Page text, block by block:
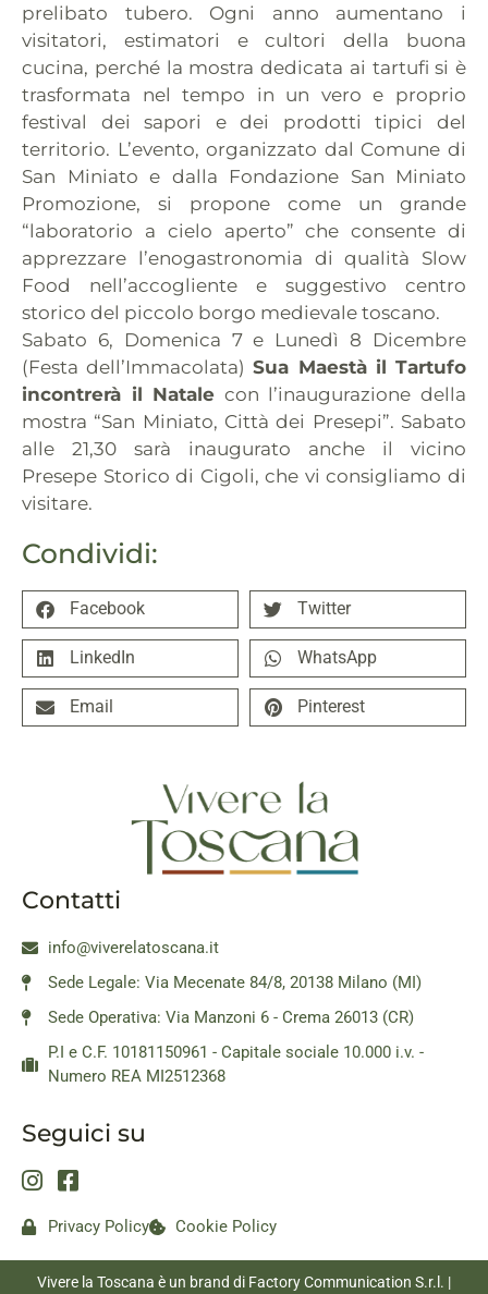
Condividi:
Facebook Twitter
LinkedIn WhatsApp
Email Pinterest
prelibato tubero. Ogni anno aumentano i
visitatori, estimatori e cultori della buona
cucina, perché la mostra dedicata ai tartufi si è
trasformata nel tempo in un vero e proprio
festival dei sapori e dei prodotti tipici del
territorio. L’evento, organizzato dal Comune di
San Miniato e dalla Fondazione San Miniato
Promozione, si propone come un grande
“laboratorio a cielo aperto” che consente di
apprezzare l’enogastronomia di qualità Slow
Food nell’accogliente e suggestivo centro
storico del piccolo borgo medievale toscano.
Sabato 6, Domenica 7 e Lunedì 8 Dicembre
(Festa dell’Immacolata)Sua Maestà il Tartufo
incontrerà il Natale con l’inaugurazione della
mostra “San Miniato, Città dei Presepi”. Sabato
alle 21,30 sarà inaugurato anche il vicino
Presepe Storico di Cigoli, che vi consigliamo di
visitare.
Contatti
info@viverelatoscana.it
Sede Legale: Via Mecenate 84/8, 20138 Milano (MI)
Sede Operativa: Via Manzoni 6 - Crema 26013 (CR)
P.I e C.F. 10181150961 - Capitale sociale 10.000 i.v. -
Numero REA MI2512368
Seguici su
Privacy Policy Cookie Policy
Vivere la Toscana è un brand di Factory Communication S.r.l. |